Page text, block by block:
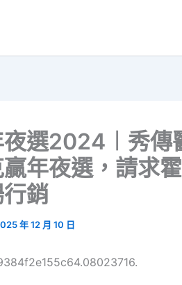
選2024︱秀傳
年夜選，請求
銷
年 12 月 10 日